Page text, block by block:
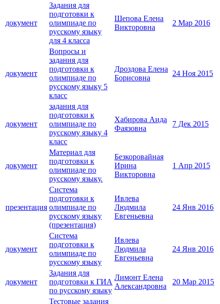
документ
Задания для
подготовки к
олимпиаде по
русскому языку
для 4 класса
Шепова Елена
Викторовна
2 Мар 2016
документ
Вопросы и
задания для
подготовки к
олимпиаде по
русскому языку 5
класс
Дроздова Елена
Борисовна
24 Ноя 2015
документ
задания для
подготовки к
олимпиаде по
русскому языку 4
класс
Хабирова Аида
Фаязовна
7 Дек 2015
документ
Материал для
подготовки к
олимпиаде по
русскому языку.
Безкоровайная
Ирина
Викторовна
1 Апр 2015
презентация
Система
подготовки к
олимпиаде по
русскому языку
(презентация)
Ивлева
Людмила
Евгеньевна
24 Янв 2016
документ
Система
подготовки к
олимпиаде по
русскому языку
Ивлева
Людмила
Евгеньевна
24 Янв 2016
документ
Задания для
подготовки к ГИА
по русскому языку
Лимонт Елена
Александровна
20 Мар 2015
Тестовые задания